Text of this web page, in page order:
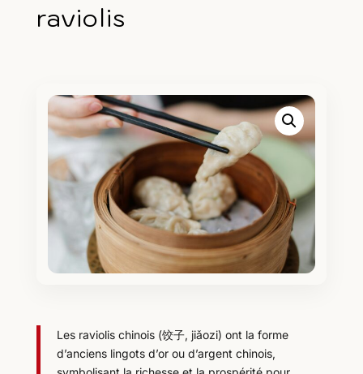
raviolis
Les raviolis chinois (饺子, jiǎozi) ont la forme
d’anciens lingots d’or ou d’argent chinois,